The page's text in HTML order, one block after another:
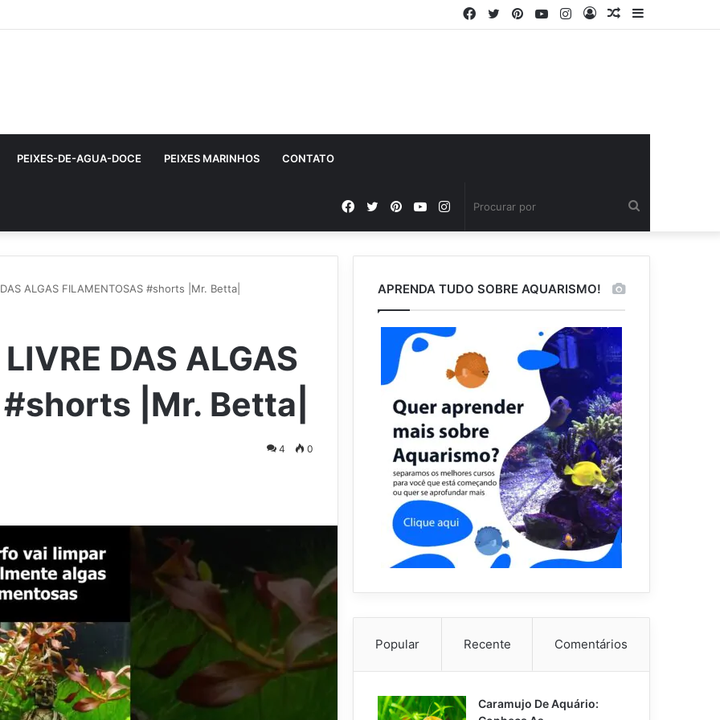
Barra
Artigo
Entrar
Instagram
YouTube
Pinterest
Twitter
Facebook
PEIXES-DE-AGUA-DOCE PEIXES MARINHOS CONTATO
por
Instagram
YouTube
Pinterest
Twitter
Facebook
DAS ALGAS FILAMENTOSAS #shorts |Mr. Betta|
DAS ALGAS
|Mr. Betta|
4 0
APRENDA TUDO SOBRE AQUARISMO!
Popular Recente Comentários
Caramujo De Aquário: